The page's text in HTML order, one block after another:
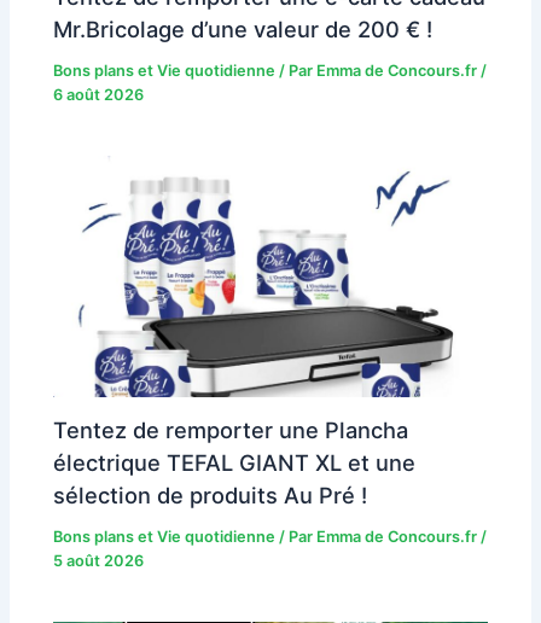
Mr.Bricolage d’une valeur de 200 € !
Bons plans et Vie quotidienne / Par Emma de Concours.fr/
6 août 2026
Tentez de remporter une Plancha
électrique TEFAL GIANT XL et une
sélection de produits Au Pré !
Bons plans et Vie quotidienne / Par Emma de Concours.fr/
5 août 2026